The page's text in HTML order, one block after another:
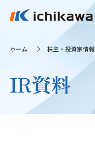
ホーム 株主・投資家情報
IR資料